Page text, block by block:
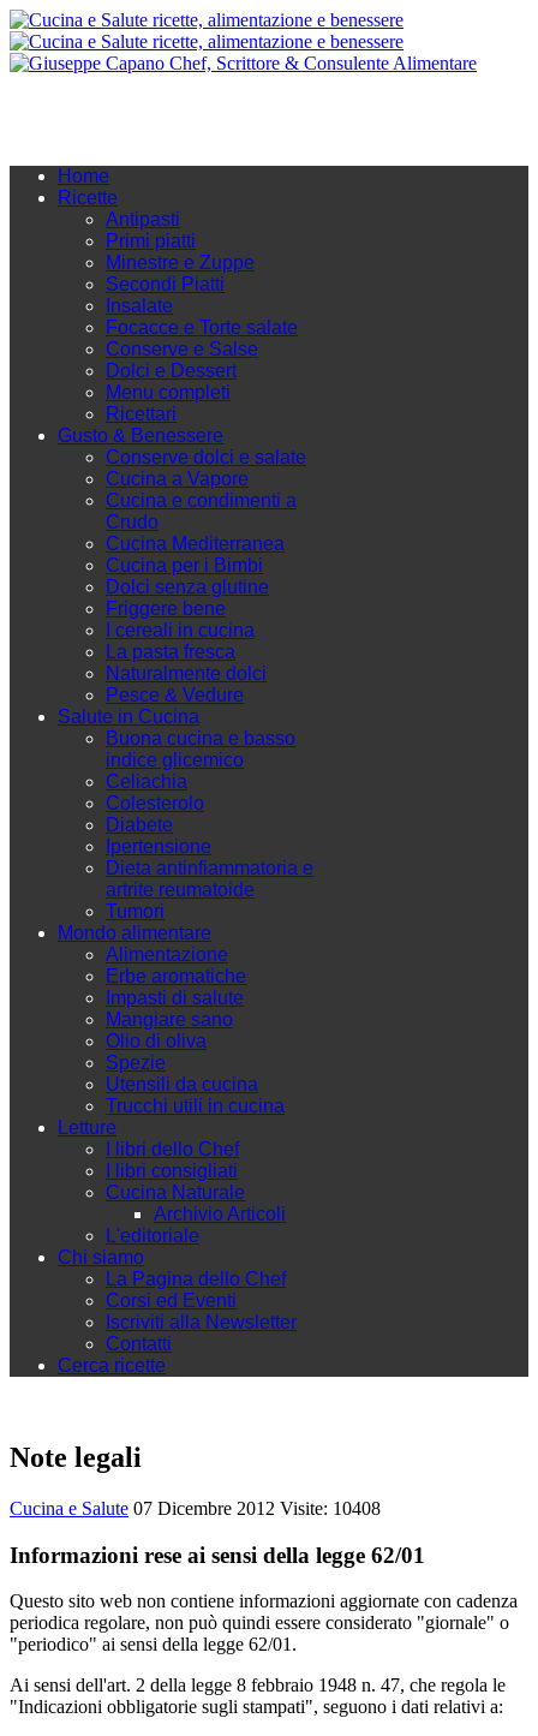
Home
Ricette
Antipasti
Primi piatti
Minestre e Zuppe
Secondi Piatti
Insalate
Focacce e Torte salate
Conserve e Salse
Dolci e Dessert
Menu completi
Ricettari
Gusto & Benessere
Conserve dolci e salate
Cucina a Vapore
Cucina e condimenti a
Crudo
Cucina Mediterranea
Cucina per i Bimbi
Dolci senza glutine
Friggere bene
I cereali in cucina
La pasta fresca
Naturalmente dolci
Pesce & Vedure
Salute in Cucina
Buona cucina e basso
indice glicemico
Celiachia
Colesterolo
Diabete
Ipertensione
Dieta antinfiammatoria e
artrite reumatoide
Tumori
Mondo alimentare
Alimentazione
Erbe aromatiche
Impasti di salute
Mangiare sano
Olio di oliva
Spezie
Utensili da cucina
Trucchi utili in cucina
Letture
I libri dello Chef
I libri consigliati
Cucina Naturale
Archivio Articoli
L'editoriale
Chi siamo
La Pagina dello Chef
Corsi ed Eventi
Iscriviti alla Newsletter
Contatti
Cerca ricette
Note legali
Cucina e Salute 07 Dicembre 2012 Visite: 10408
Informazioni rese ai sensi della legge 62/01
Questo sito web non contiene informazioni aggiornate con cadenza
periodica regolare, non può quindi essere considerato "giornale" o
"periodico" ai sensi della legge 62/01.
Ai sensi dell'art. 2 della legge 8 febbraio 1948 n. 47, che regola le
"Indicazioni obbligatorie sugli stampati", seguono i dati relativi a: